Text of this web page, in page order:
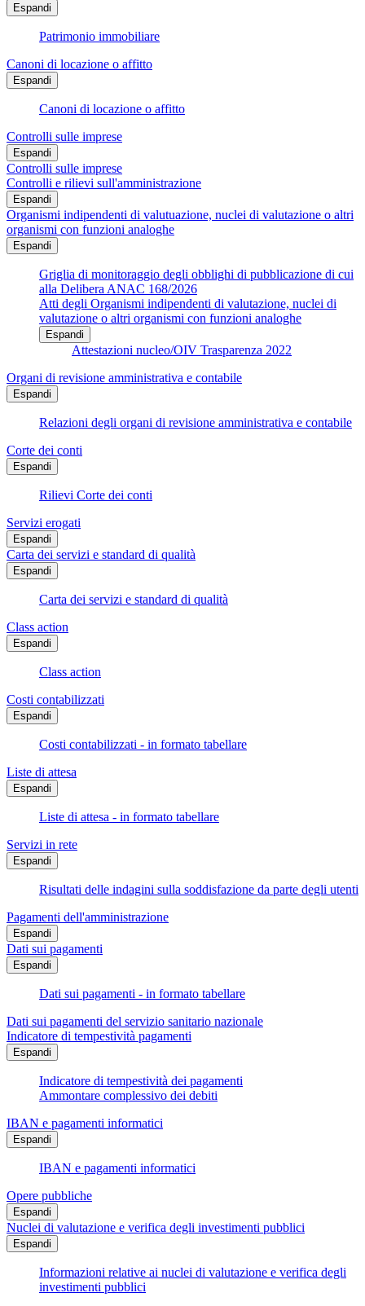
Espandi
Patrimonio immobiliare
Canoni di locazione o affitto
Espandi
Canoni di locazione o affitto
Controlli sulle imprese
Espandi
Controlli sulle imprese
Controlli e rilievi sull'amministrazione
Espandi
Organismi indipendenti di valutuazione, nuclei di valutazione o altri
organismi con funzioni analoghe
Espandi
Griglia di monitoraggio degli obblighi di pubblicazione di cui
alla Delibera ANAC 168/2026
Atti degli Organismi indipendenti di valutazione, nuclei di
valutazione o altri organismi con funzioni analoghe
Espandi
Attestazioni nucleo/OIV Trasparenza 2022
Organi di revisione amministrativa e contabile
Espandi
Relazioni degli organi di revisione amministrativa e contabile
Corte dei conti
Espandi
Rilievi Corte dei conti
Servizi erogati
Espandi
Carta dei servizi e standard di qualità
Espandi
Carta dei servizi e standard di qualità
Class action
Espandi
Class action
Costi contabilizzati
Espandi
Costi contabilizzati - in formato tabellare
Liste di attesa
Espandi
Liste di attesa - in formato tabellare
Servizi in rete
Espandi
Risultati delle indagini sulla soddisfazione da parte degli utenti
Pagamenti dell'amministrazione
Espandi
Dati sui pagamenti
Espandi
Dati sui pagamenti - in formato tabellare
Dati sui pagamenti del servizio sanitario nazionale
Indicatore di tempestività pagamenti
Espandi
Indicatore di tempestività dei pagamenti
Ammontare complessivo dei debiti
IBAN e pagamenti informatici
Espandi
IBAN e pagamenti informatici
Opere pubbliche
Espandi
Nuclei di valutazione e verifica degli investimenti pubblici
Espandi
Informazioni relative ai nuclei di valutazione e verifica degli
investimenti pubblici